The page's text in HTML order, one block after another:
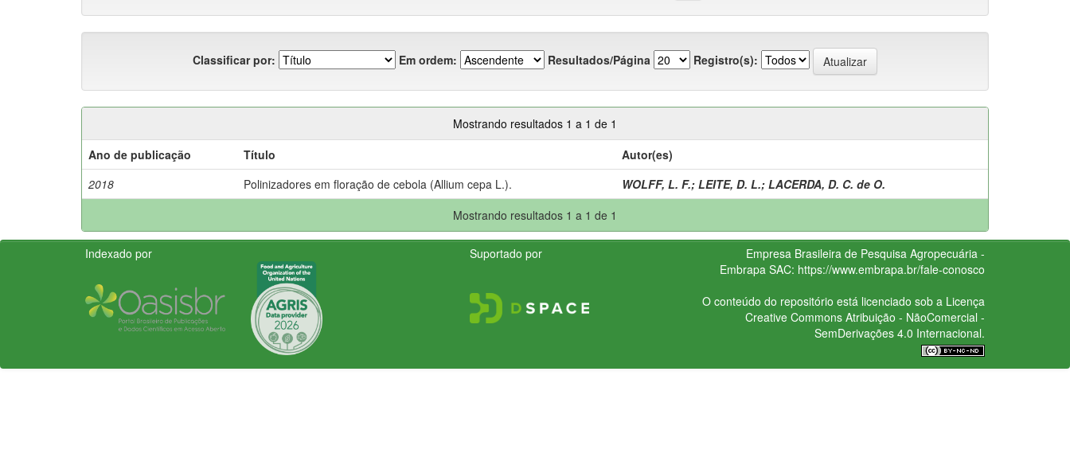
Classificar por: Em ordem: Resultados/Página Registro(s):
Mostrando resultados 1 a 1 de 1
Ano de publicação
Título
Autor(es)
2018
Polinizadores em floração de cebola (Allium cepa L.). WOLFF, L. F.; LEITE, D. L.; LACERDA, D. C. de O.
Mostrando resultados 1 a 1 de 1
Indexado por Suportado por
Empresa Brasileira de Pesquisa Agropecuária -
Embrapa SAC: https://www.embrapa.br/fale-conosco
O conteúdo do repositório está licenciado sob a Licença
Creative CommonsAtribuição - NãoComercial -
SemDerivações 4.0 Internacional.